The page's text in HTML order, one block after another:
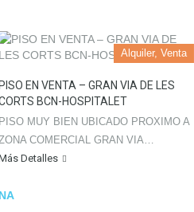
Alquiler, Venta
PISO EN VENTA – GRAN VIA DE LES
BCN-HOSPITALET
PISO MUY BIEN UBICADO PROXIMO A
COMERCIAL GRAN VIA…
Detalles
NA